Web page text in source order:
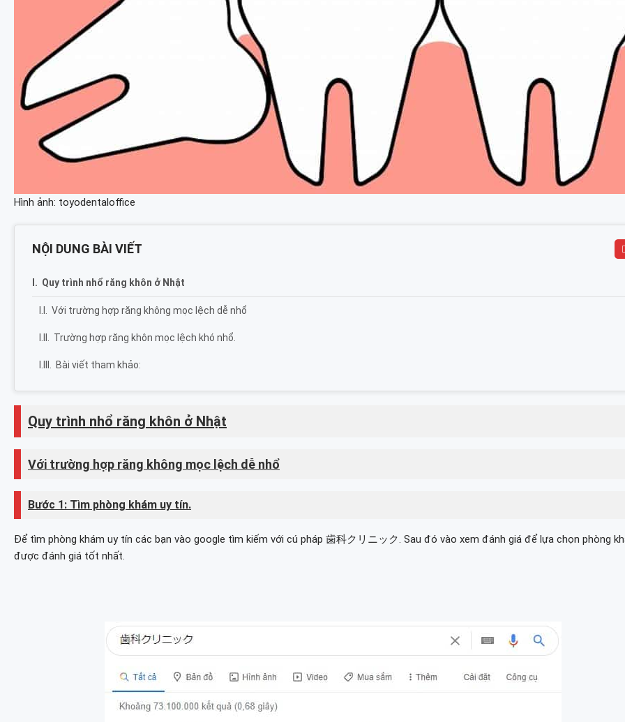
Hình ảnh: toyodentaloffice
NỘI DUNG BÀI VIẾT
Quy trình nhổ răng khôn ở Nhật
Với trường hợp răng không mọc lệch dễ nhổ
Trường hợp răng khôn mọc lệch khó nhổ.
Bài viết tham khảo:
Quy trình nhổ răng khôn ở Nhật
Với trường hợp răng không mọc lệch dễ nhổ
Bước 1: Tìm phòng khám uy tín.
Để tìm phòng khám uy tín các bạn vào google tìm kiếm với cú pháp 歯科クリニック. Sau đó vào xem đánh giá để lựa chọn phòng
được đánh giá tốt nhất.